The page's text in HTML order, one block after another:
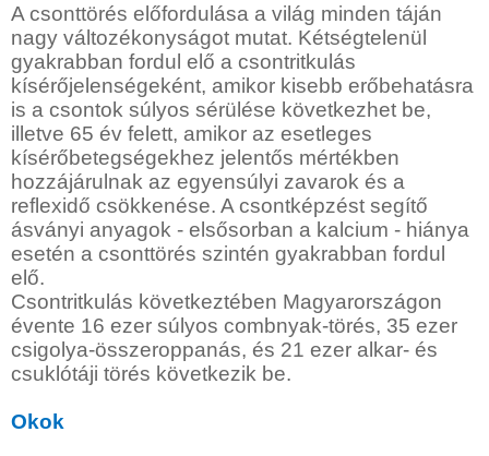
A csonttörés előfordulása a világ minden táján
nagy változékonyságot mutat. Kétségtelenül
gyakrabban fordul elő a csontritkulás
kísérőjelenségeként, amikor kisebb erőbehatásra
is a csontok súlyos sérülése következhet be,
illetve 65 év felett, amikor az esetleges
kísérőbetegségekhez jelentős mértékben
hozzájárulnak az egyensúlyi zavarok és a
reflexidő csökkenése. A csontképzést segítő
ásványi anyagok - elsősorban a kalcium - hiánya
esetén a csonttörés szintén gyakrabban fordul
elő.
Csontritkulás következtében Magyarországon
évente 16 ezer súlyos combnyak-törés, 35 ezer
csigolya-összeroppanás, és 21 ezer alkar- és
csuklótáji törés következik be.
Okok